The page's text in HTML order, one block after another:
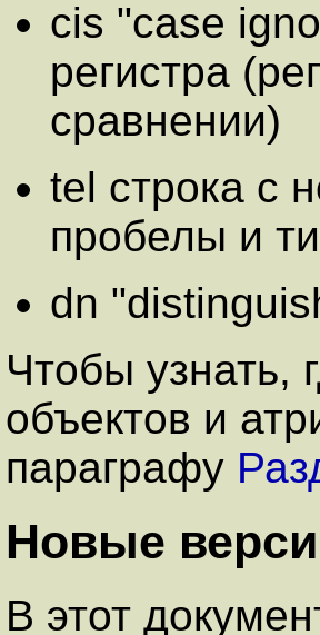
cis "case
регистра
сравнении)
tel строка с
пробелы и
dn
Чтобы узнать,
объектов и
параграфу
Новые
В этот